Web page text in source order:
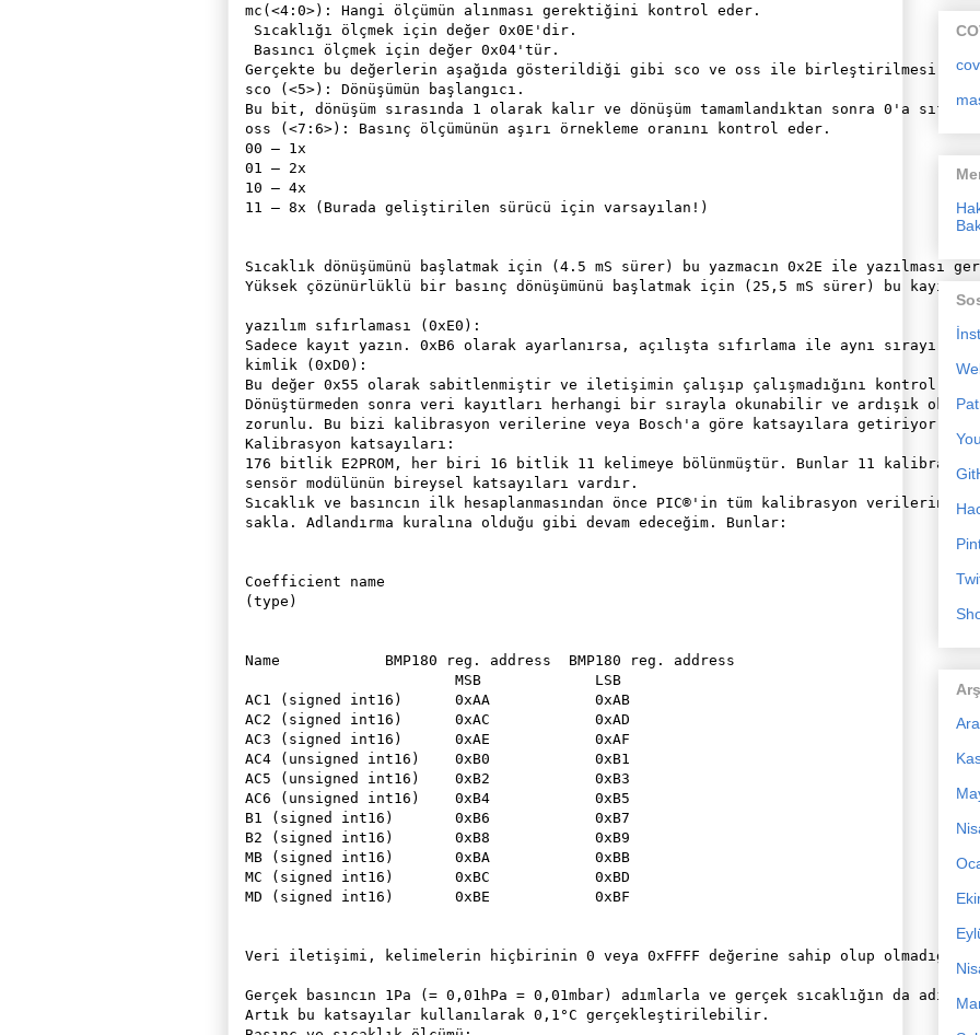
mc(<4:0>): Hangi ölçümün alınması gerektiğini kontrol eder.
Sıcaklığı ölçmek için değer 0x0E'dir.
Basıncı ölçmek için değer 0x04'tür.
Gerçekte bu değerlerin aşağıda gösterildiği gibi sco ve oss ile birleştirilmesi
sco (<5>): Dönüşümün başlangıcı.
Bu bit, dönüşüm sırasında 1 olarak kalır ve dönüşüm tamamlandıktan sonra 0'a
oss (<7:6>): Basınç ölçümünün aşırı örnekleme oranını kontrol eder.
00 – 1x
01 – 2x
10 – 4x
11 – 8x (Burada geliştirilen sürücü için varsayılan!)
Sıcaklık dönüşümünü başlatmak için (4.5 mS sürer) bu yazmacın 0x2E ile yazılması
Yüksek çözünürlüklü bir basınç dönüşümünü başlatmak için (25,5 mS sürer) bu
yazılım sıfırlaması (0xE0):
Sadece kayıt yazın. 0xB6 olarak ayarlanırsa, açılışta sıfırlama ile aynı sırayı
kimlik (0xD0):
Bu değer 0x55 olarak sabitlenmiştir ve iletişimin çalışıp çalışmadığını kontrol
Dönüştürmeden sonra veri kayıtları herhangi bir sırayla okunabilir ve ardışık
zorunlu. Bu bizi kalibrasyon verilerine veya Bosch'a göre katsayılara getiriyor!
Kalibrasyon katsayıları:
176 bitlik E2PROM, her biri 16 bitlik 11 kelimeye bölünmüştür. Bunlar 11
sensör modülünün bireysel katsayıları vardır.
Sıcaklık ve basıncın ilk hesaplanmasından önce PIC®'in tüm kalibrasyon verilerini
sakla. Adlandırma kuralına olduğu gibi devam edeceğim. Bunlar:
Coefficient name
(type)
Name		BMP180 reg. address  BMP180 reg. address
AC1 (signed int16) 	0xAA 		0xAB
AC2 (signed int16) 	0xAC 		0xAD
AC3 (signed int16) 	0xAE 		0xAF
AC4 (unsigned int16) 	0xB0 		0xB1
AC5 (unsigned int16) 	0xB2 		0xB3
AC6 (unsigned int16) 	0xB4 		0xB5
B1 (signed int16) 	0xB6 		0xB7
B2 (signed int16) 	0xB8 		0xB9
MB (signed int16) 	0xBA 		0xBB
MC (signed int16) 	0xBC 		0xBD
MD (signed int16) 	0xBE 		0xBF
Veri iletişimi, kelimelerin hiçbirinin 0 veya 0xFFFF değerine sahip olup
Gerçek basıncın 1Pa (= 0,01hPa = 0,01mbar) adımlarla ve gerçek sıcaklığın da
Artık bu katsayılar kullanılarak 0,1°C gerçekleştirilebilir.